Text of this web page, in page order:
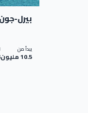
بيرل-جون
يبدأ من
10.5 مليون